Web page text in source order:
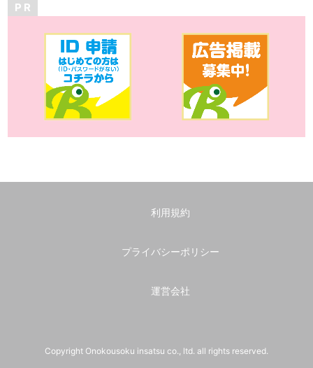
P R
利用規約
プライバシーポリシー
運営会社
Copyright Onokousoku insatsu co., ltd. all rights reserved.